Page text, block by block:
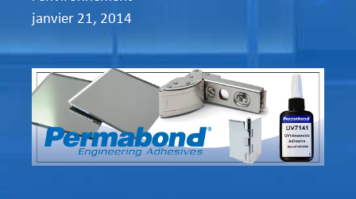
janvier 21, 2014